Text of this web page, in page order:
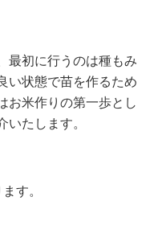
最初に行うのは種もみ
い状態で苗を作るため
お米作りの第一歩とし
いたします。
す。